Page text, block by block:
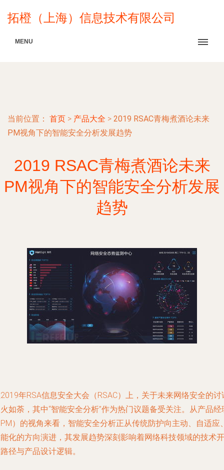
拓橙（上海）信息技术有限公司
MENU
当前位置： 首页 > 产品大全 > 2019 RSAC青梅煮酒论未来
PM视角下的智能安全分析发展趋势
2019 RSAC青梅煮酒论未来
PM视角下的智能安全分析发展
趋势
年RSA信息安全大会（RSAC）上，关于未来网络安全的讨
如荼，其中“智能安全分析”作为热门议题备受关注。从产品经
）的视角来看，智能安全分析正从传统防护向主动、自适应
化的方向演进，其发展趋势深刻影响着网络科技领域的技术开
径与产品设计逻辑。